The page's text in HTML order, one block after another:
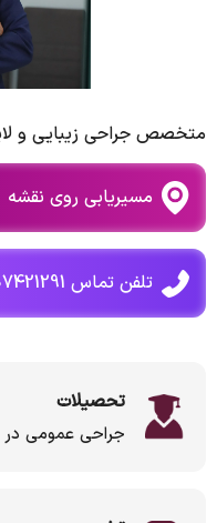
متخصص جراحی زیبایی و
مسیریابی روی نقشه
تلفن تماس 09307421291
تحصیلات
جراحی عمومی در